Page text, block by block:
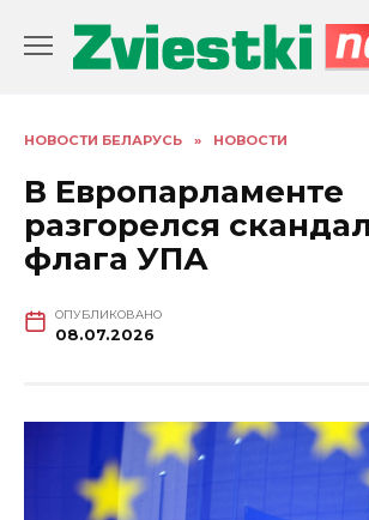
содержанию
НОВОСТИ БЕЛАРУСЬ » НОВОСТИ
В Европарламенте
разгорелся
флага УПА
ОПУБЛИКОВАНО
08.07.2026